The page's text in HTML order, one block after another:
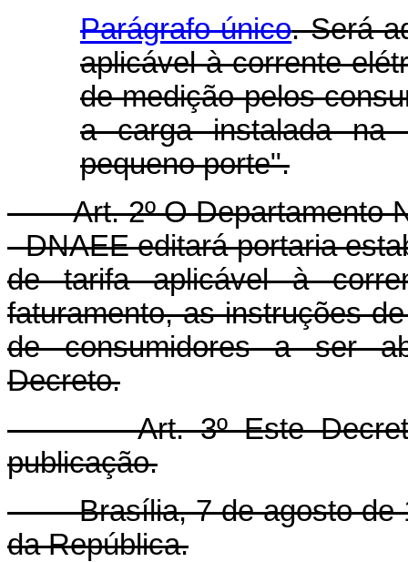
Parágrafo único. Será
aplicável à corrente
de medição pelos
a carga instalada na
pequeno porte".
Art. 2º O Departamento
- DNAEE editará portaria
de tarifa aplicável à
faturamento, as instruções
de consumidores a ser
Decreto.
Art. 3º Este Decreto
publicação.
Brasília, 7 de agosto de
da República.